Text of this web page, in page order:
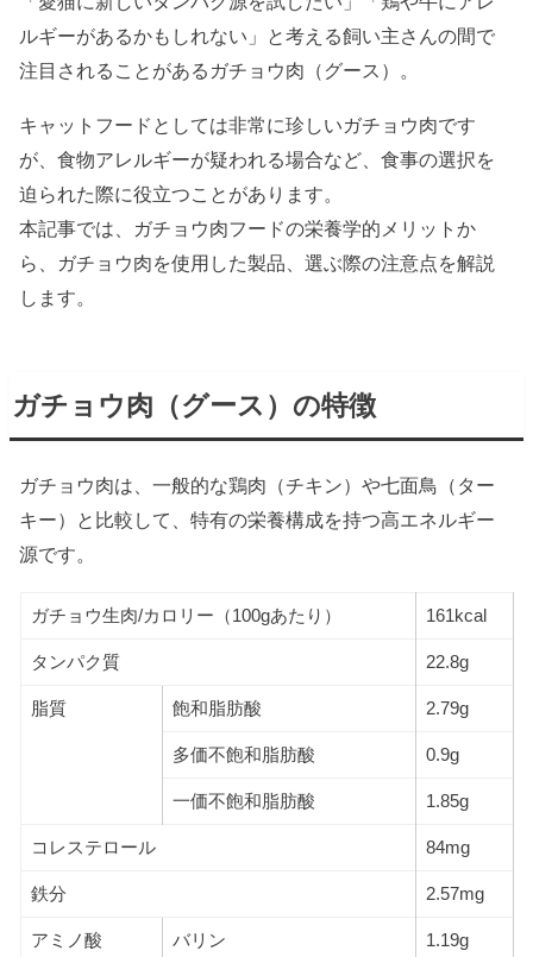
ルギーがあるかもしれない」と考える飼い主さんの間で
注目されることがあるガチョウ肉（グース）。
キャットフードとしては非常に珍しいガチョウ肉です
が、食物アレルギーが疑われる場合など、食事の選択を
迫られた際に役立つことがあります。
本記事では、ガチョウ肉フードの栄養学的メリットか
ら、ガチョウ肉を使用した製品、選ぶ際の注意点を解説
します。
ガチョウ肉（グース）の特徴
ガチョウ肉は、一般的な鶏肉（チキン）や七面鳥（ター
キー）と比較して、特有の栄養構成を持つ高エネルギー
源です。
ガチョウ生肉/カロリー（100gあたり） 161kcal
タンパク質 22.8g
脂質 飽和脂肪酸 2.79g
多価不飽和脂肪酸 0.9g
一価不飽和脂肪酸 1.85g
コレステロール 84mg
鉄分 2.57mg
アミノ酸 バリン 1.19g